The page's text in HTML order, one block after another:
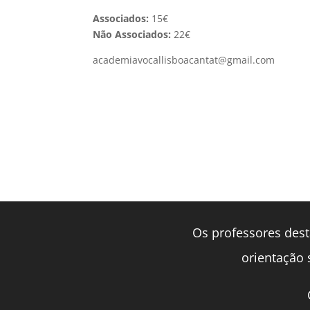
Associados: 15€
Não Associados: 22€
academiavocallisboacantat@gmail.com
Os professores
orientação